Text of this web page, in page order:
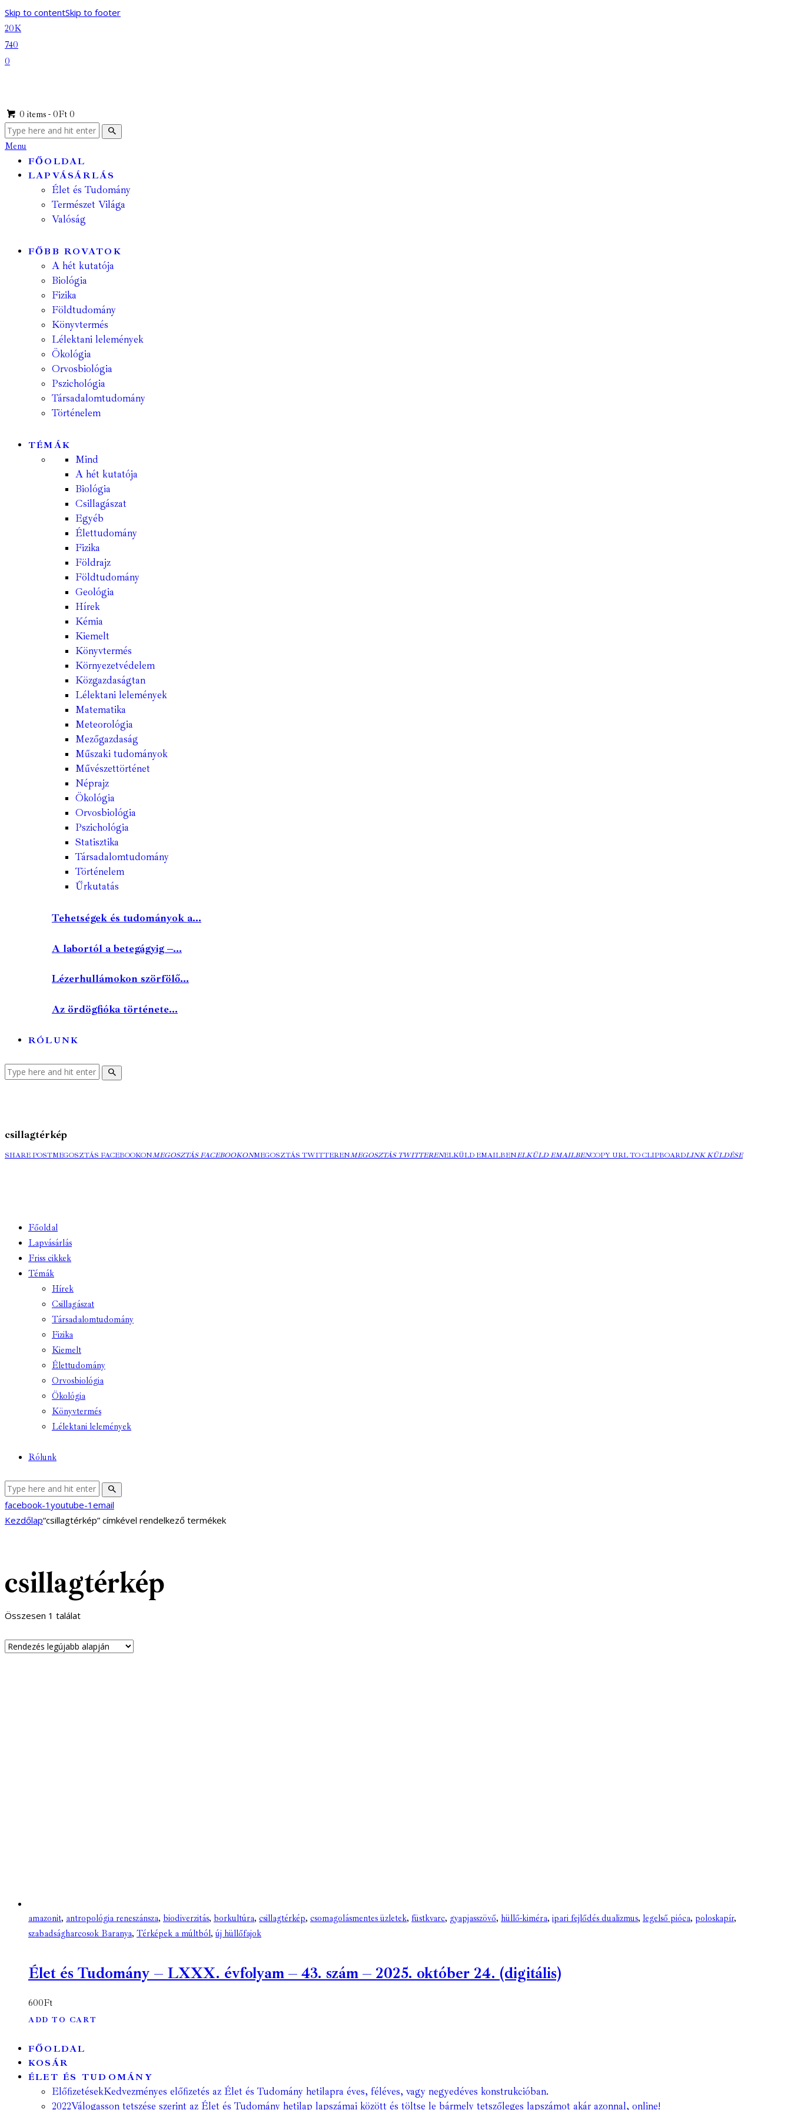
Skip to contentSkip to footer
20K
740
0
0 items - 0Ft 0
Menu
FŐOLDAL
LAPVÁSÁRLÁS
Élet és Tudomány
Természet Világa
Valóság
FŐBB ROVATOK
A hét kutatója
Biológia
Fizika
Földtudomány
Könyvtermés
Lélektani lelemények
Ökológia
Orvosbiológia
Pszichológia
Társadalomtudomány
Történelem
TÉMÁK
Mind
A hét kutatója
Biológia
Csillagászat
Egyéb
Élettudomány
Fizika
Földrajz
Földtudomány
Geológia
Hírek
Kémia
Kiemelt
Könyvtermés
Környezetvédelem
Közgazdaságtan
Lélektani lelemények
Matematika
Meteorológia
Mezőgazdaság
Műszaki tudományok
Művészettörténet
Néprajz
Ökológia
Orvosbiológia
Pszichológia
Statisztika
Társadalomtudomány
Történelem
Űrkutatás
Tehetségek és tudományok a...
A labortól a betegágyig –...
Lézerhullámokon szörfölő...
Az ördögfióka története...
RÓLUNK
csillagtérkép
SHARE POSTMEGOSZTÁS FACEBOOKONMEGOSZTÁS FACEBOOKONMEGOSZTÁS TWITTERENMEGOSZTÁS TWITTERENELKÜLD EMAILBENELKÜLD EMAILBENCOPY URL TO CLIPBOARDLINK KÜLDÉSE
Főoldal
Lapvásárlás
Friss cikkek
Témák
Hírek
Csillagászat
Társadalomtudomány
Fizika
Kiemelt
Élettudomány
Orvosbiológia
Ökológia
Könyvtermés
Lélektani lelemények
Rólunk
facebook-1 youtube-1 email
Kezdőlap“csillagtérkép” címkével rendelkező termékek
csillagtérkép
Összesen 1 találat
amazonit, antropológia reneszánsza, biodiverzitás, borkultúra, csillagtérkép, csomagolásmentes üzletek, füstkvarc, gyapjasszövő, hüllő-kiméra, ipari fejlődés dualizmus, legelső pióca, poloskapír,
szabadságharcosok Baranya, Térképek a múltból, új hüllőfajok
Élet és Tudomány – LXXX. évfolyam – 43. szám – 2025. október 24. (digitális)
600Ft
ADD TO CART
FŐOLDAL
KOSÁR
ÉLET ÉS TUDOMÁNY
ElőfizetésekKedvezményes előfizetés az Élet és Tudomány hetilapra éves, féléves, vagy negyedéves konstrukcióban.
2022Válogasson tetszése szerint az Élet és Tudomány hetilap lapszámai között és töltse le bármely tetszőleges lapszámot akár azonnal, online!